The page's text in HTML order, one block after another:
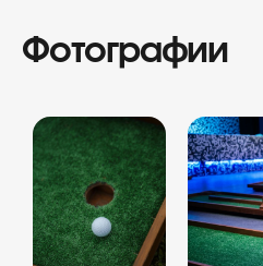
Фотографии